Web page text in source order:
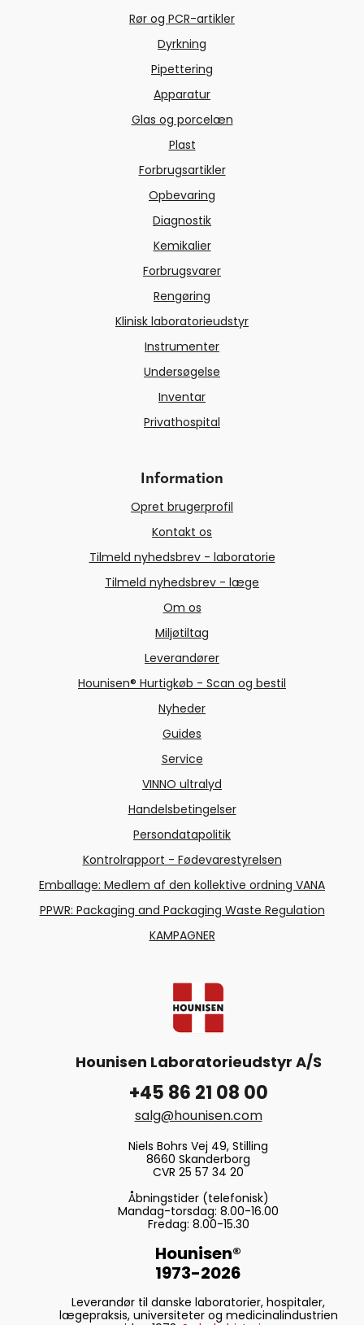
Rør og PCR-artikler
Dyrkning
Pipettering
Apparatur
Glas og porcelæn
Plast
Forbrugsartikler
Opbevaring
Diagnostik
Kemikalier
Forbrugsvarer
Rengøring
Klinisk laboratorieudstyr
Instrumenter
Undersøgelse
Inventar
Privathospital
Information
Opret brugerprofil
Kontakt os
Tilmeld nyhedsbrev - laboratorie
Tilmeld nyhedsbrev - læge
Om os
Miljøtiltag
Leverandører
Hounisen® Hurtigkøb - Scan og bestil
Nyheder
Guides
Service
VINNO ultralyd
Handelsbetingelser
Persondatapolitik
Kontrolrapport - Fødevarestyrelsen
Emballage: Medlem af den kollektive ordning VANA
PPWR: Packaging and Packaging Waste Regulation
KAMPAGNER
Hounisen Laboratorieudstyr A/S
+45 86 21 08 00
salg@hounisen.com
Niels Bohrs Vej 49, Stilling
8660 Skanderborg
CVR 25 57 34 20
Åbningstider (telefonisk)
Mandag-torsdag: 8.00-16.00
Fredag: 8.00-15.30
Hounisen®
1973-2026
Leverandør til danske laboratorier, hospitaler,
lægepraksis, universiteter og medicinalindustrien